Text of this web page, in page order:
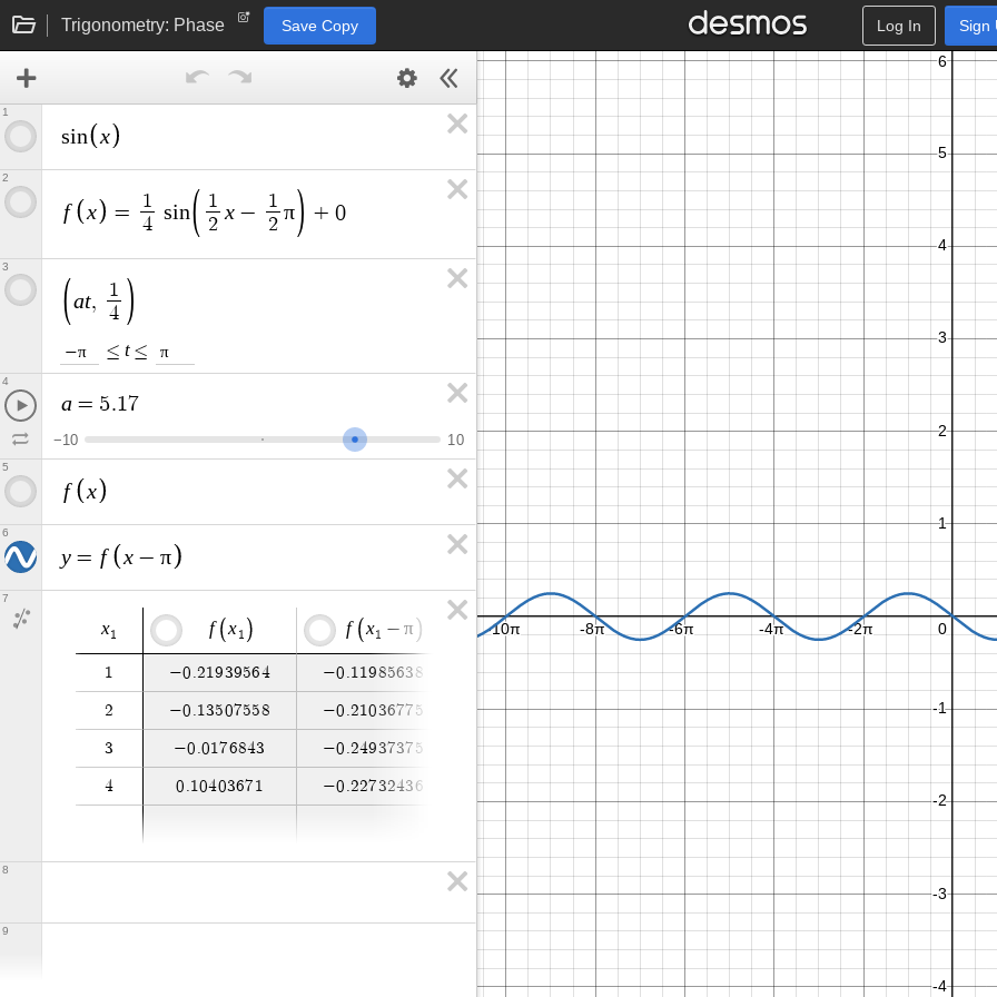
Trigonometry: Phase Save Copy Log In Sign
sin x
1
f x =
1
4
sin
1
2
x −
1
2
π + 0
2
at,
1
4
−π ≤ t ≤ π
3
a = 5.17
−10 1 0
4
f x
5
y = f x − π
6
x1 f x1 f x1 − π
1 −0 21939564 −0 1 198563 8
2 −0 1 3507558 −0 2103677 5
3 −0 0176843 −0 2493737 5
4 0 1 040367 1 −0 2273243 6
7
8
9